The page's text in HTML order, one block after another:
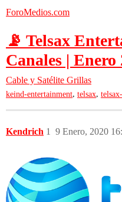
ForoMedios.com
📡 Telsax
Canales | Enero
Cable y Satélite Grillas
keind-entertainment, telsax,
Kendrich 9 Enero, 2020
1